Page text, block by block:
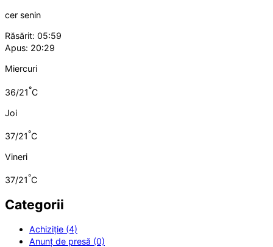
cer senin
Răsărit: 05:59
Apus: 20:29
Miercuri
36/21°C
Joi
37/21°C
Vineri
37/21°C
Categorii
Achiziție (4)
Anunț de presă (0)